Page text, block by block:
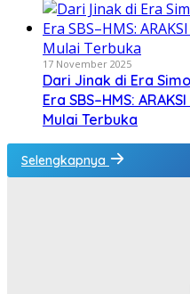
17 November 2025
Dari Jinak di Era
Era SBS–HMS:
Mulai Terbuka
Selengkapnya